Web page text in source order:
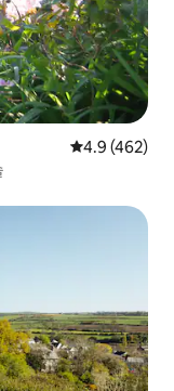
평점 4.9점(5
4.9 (462)